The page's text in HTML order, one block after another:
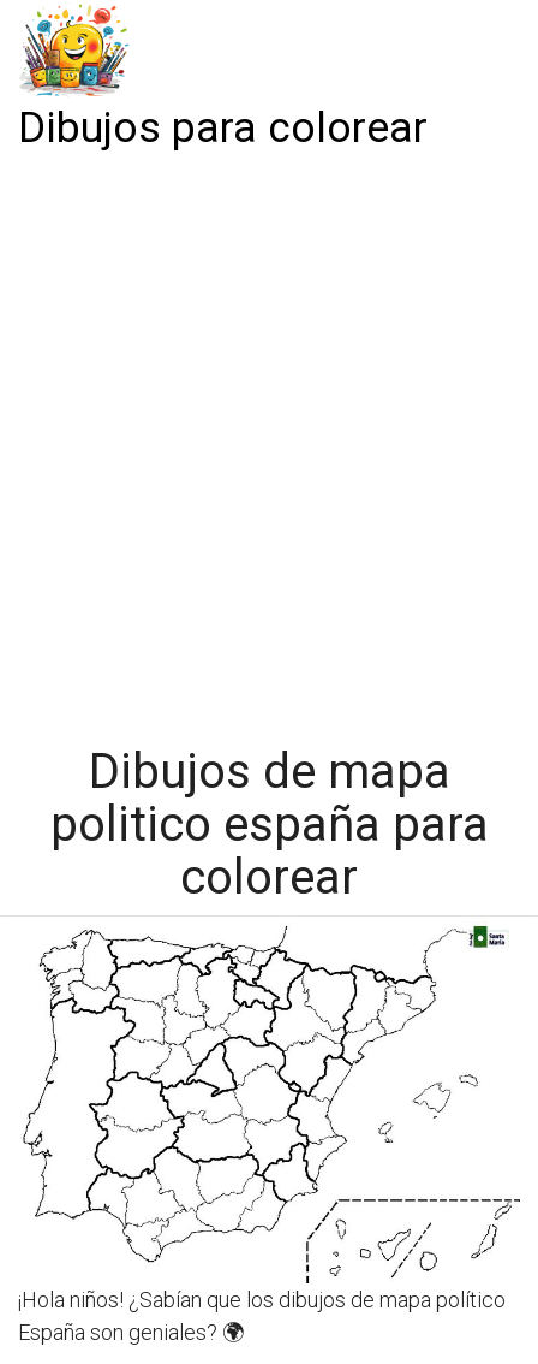
Dibujos para colorear
Dibujos de mapa
politico españa para
colorear
¡Hola niños! ¿Sabían que los dibujos de mapa político
España son geniales? 🌍